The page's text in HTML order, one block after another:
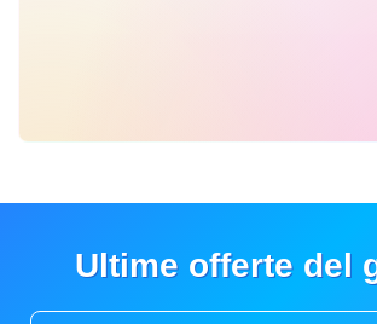
Ultime offerte del